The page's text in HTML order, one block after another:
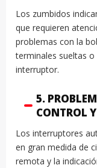
Los zumbidos
que requieren
problemas con la
terminales sueltas
interruptor.
5.
CONTROL
Los interruptores
en gran medida de
remota y la